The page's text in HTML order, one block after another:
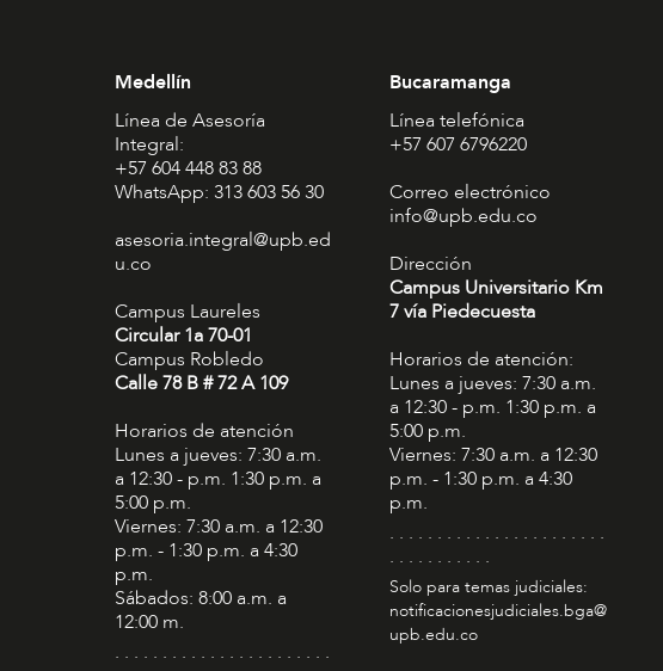
Medellín
Línea de Asesoría
Integral:
+57 604 448 83 88
WhatsApp: 313 603 56 30
asesoria.integral@upb.ed
u.co
Campus Laureles
Circular 1a 70-01
Campus Robledo
Calle 78 B # 72 A 109
Horarios de atención
Lunes a jueves: 7:30 a.m.
a 12:30 - p.m. 1:30 p.m. a
5:00 p.m.
Viernes: 7:30 a.m. a 12:30
p.m. - 1:30 p.m. a 4:30
p.m.
Sábados: 8:00 a.m. a
12:00 m.
. . . . . . . . . . . . . . . . . . . . . . .
Bucaramanga
Línea telefónica
+57 607 6796220
Correo electrónico
info@upb.edu.co
Dirección
Campus Universitario Km
7 vía Piedecuesta
Horarios de atención:
Lunes a jueves: 7:30 a.m.
a 12:30 - p.m. 1:30 p.m. a
5:00 p.m.
Viernes: 7:30 a.m. a 12:30
p.m. - 1:30 p.m. a 4:30
p.m.
. . . . . . . . . . . . . . . . . . . . . . .
. . . . . . . . . . .
Solo para temas judiciales:
notificacionesjudiciales.bga@
upb.edu.co